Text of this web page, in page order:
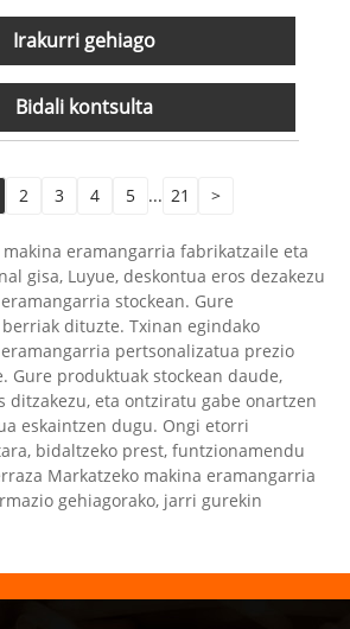
Irakurri gehiago
Bidali kontsulta
2 3 4 5 ... 21 >
makina eramangarria fabrikatzaile eta
gisa, Luyue, deskontua eros dezakezu
stockean. Gure
dituzte. Txinan egindako
pertsonalizatua prezio
Gure produktuak stockean daude,
ditzakezu, eta ontziratu gabe onartzen
eskaintzen dugu. Ongi etorri
bidaltzeko prest, funtzionamendu
Markatzeko makina eramangarria
gehiagorako, jarri gurekin